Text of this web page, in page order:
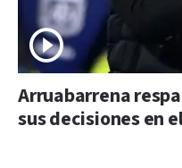
Arruabarrena
sus decisiones en